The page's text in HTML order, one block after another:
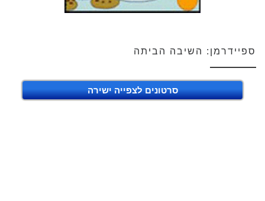
ספיידרמן: השיבה הביתה
סרטונים לצפייה ישירה